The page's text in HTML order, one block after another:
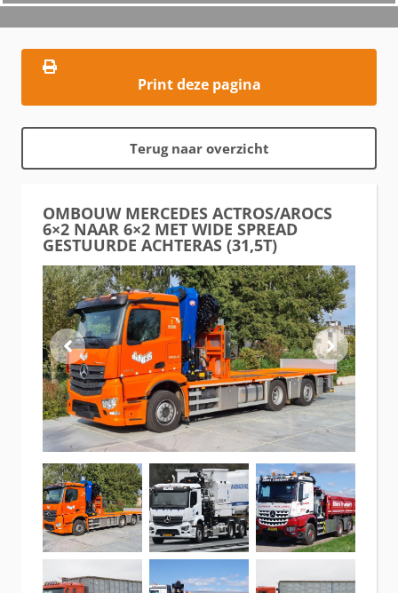
Print deze pagina
Terug naar overzicht
OMBOUW MERCEDES ACTROS/AROCS
6×2 NAAR 6×2 MET WIDE SPREAD
GESTUURDE ACHTERAS (31,5T)